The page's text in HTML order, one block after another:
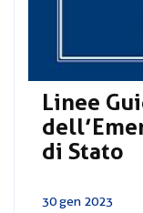
Linee
di Stato
30 gen 2023